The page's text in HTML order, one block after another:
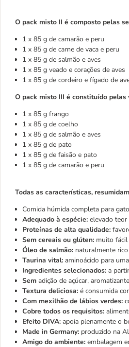
O pack misto II é composto pelas
1 x 85 g de camarão e peru
1 x 85 g de carne de vaca e peru
1 x 85 g de salmão e aves
1 x 85 g veado e corações de aves
1 x 85 g de cordeiro e fígado de
O pack misto III é constituído pelas
1 x 85 g frango
1 x 85 g de coelho
1 x 85 g de salmão e aves
1 x 85 g de pato
1 x 85 g de faisão e pato
1 x 85 g de camarão e peru
Todas as características,
Comida húmida completa para
Adequado à espécie: elevado teor
Proteínas de alta qualidade:
Sem cereais ou glúten: muito fácil
Óleo de salmão: naturalmente
Taurina vital: aminoácido para
Ingredientes selecionados: a
Sem adição de açúcar,
Textura deliciosa: é consumida
Com mexilhão de lábios verdes:
Cobre todos os requisitos:
Efeito DIVA: apoia plenamente o
Made in Germany: produzido na
Amigo do ambiente: embalagem